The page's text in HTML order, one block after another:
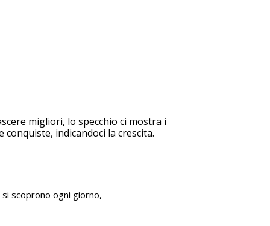
migliori, lo specchio ci mostra i
indicandoci la crescita.
scoprono ogni giorno,